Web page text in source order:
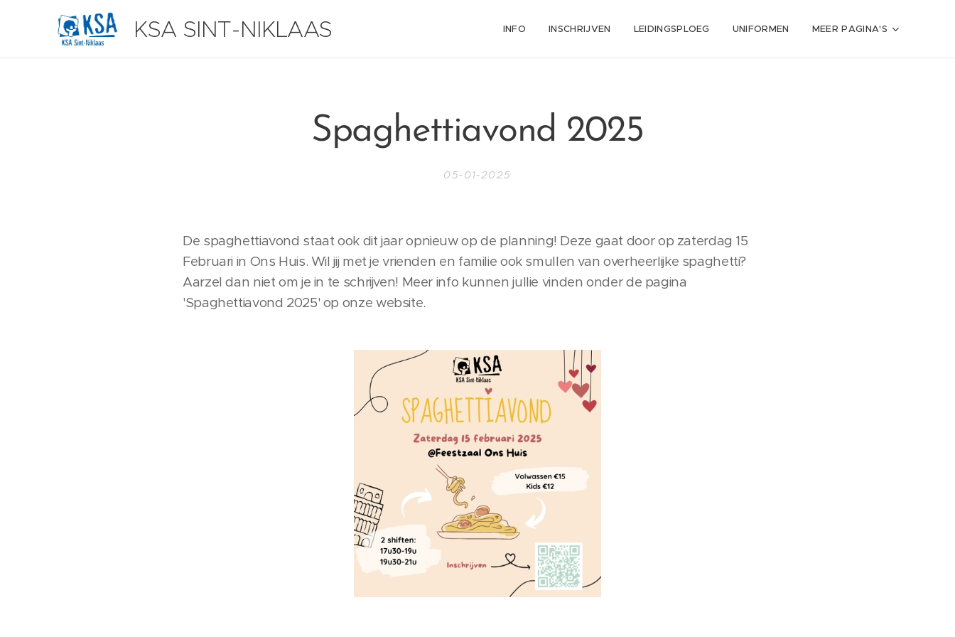
KSA SINT-NIKLAAS INFO INSCHRIJVEN LEIDINGSPLOEG UNIFORMEN MEER PAGINA'S
Spaghettiavond 2025
05-01-2025
De spaghettiavond staat ook dit jaar opnieuw op de planning! Deze gaat door op zaterdag 15
Februari in Ons Huis. Wil jij met je vrienden en familie ook smullen van overheerlijke spaghetti?
Aarzel dan niet om je in te schrijven! Meer info kunnen jullie vinden onder de pagina
'Spaghettiavond 2025' op onze website.